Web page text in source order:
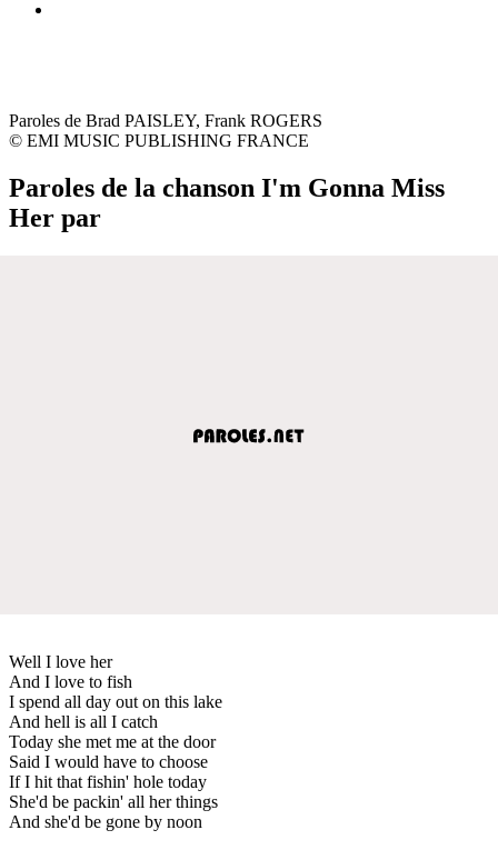
Paroles de Brad PAISLEY, Frank ROGERS
© EMI MUSIC PUBLISHING FRANCE
Paroles de la chanson I'm Gonna Miss
Her par
Well I love her
And I love to fish
I spend all day out on this lake
And hell is all I catch
Today she met me at the door
Said I would have to choose
If I hit that fishin' hole today
She'd be packin' all her things
And she'd be gone by noon